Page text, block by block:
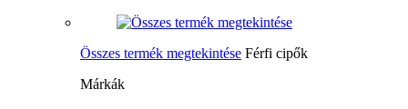
Összes termék megtekintése Férfi cipők
Márkák